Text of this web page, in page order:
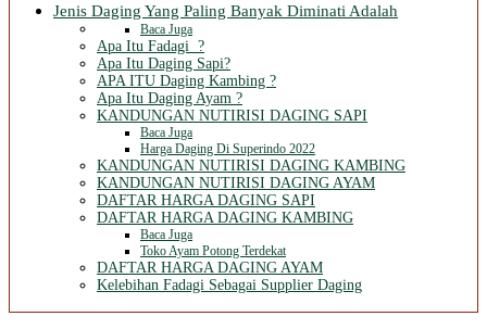
Jenis Daging Yang Paling Banyak Diminati Adalah
Baca Juga
Apa Itu Fadagi ?
Apa Itu Daging Sapi?
APA ITU Daging Kambing ?
Apa Itu Daging Ayam ?
KANDUNGAN NUTIRISI DAGING SAPI
Baca Juga
Harga Daging Di Superindo 2022
KANDUNGAN NUTIRISI DAGING KAMBING
KANDUNGAN NUTIRISI DAGING AYAM
DAFTAR HARGA DAGING SAPI
DAFTAR HARGA DAGING KAMBING
Baca Juga
Toko Ayam Potong Terdekat
DAFTAR HARGA DAGING AYAM
Kelebihan Fadagi Sebagai Supplier Daging